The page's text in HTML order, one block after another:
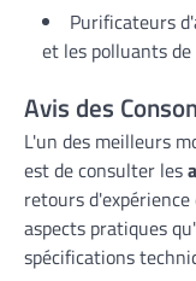
Purificateurs
et les polluants
Avis des
L'un des meilleurs
est de consulter les
retours
aspects pratiques
spécifications